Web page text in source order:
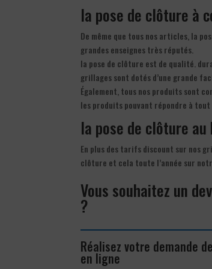
la pose de clôture à
De même que tous nos articles, la
grandes enseignes très réputés.
la pose de clôture est de qualité.
grillages sont dotés d’une grande
Également, tous nos produits sont
les produits pouvant répondre à tout
la pose de clôture
En plus des tarifs discount sur nos
clôture et cela toute l’année sur
Vous souhaitez un
?
Réalisez votre demande
en ligne